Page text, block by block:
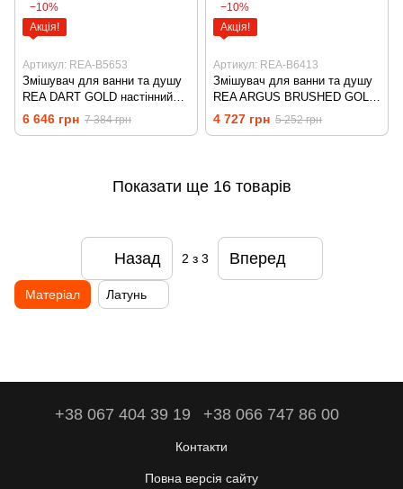
−10%
Акція!
Артикул: REA-B5653
Змішувач для ванни та душу
REA DART GOLD настінний
без виливу
6 646 грн 7 384 грн
−10%
Акція!
Артикул: REA-B6413
Змішувач для ванни та душу
REA ARGUS BRUSHED GOLD
настінний без виливу
4 727 грн 5 252 грн
Показати ще 16 товарів
Назад 2 з 3 Вперед
Матеріал Латунь
+38 067 404 39 19 +38 066 747 86 00
Контакти
Повна версія сайту